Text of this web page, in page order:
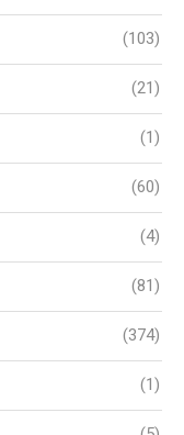
(103)
(21)
(1)
(60)
(4)
(81)
(374)
(1)